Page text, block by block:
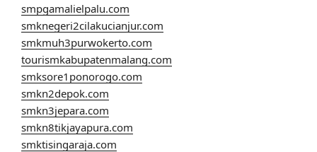
smpgamalielpalu.com
smknegeri2cilakucianjur.com
smkmuh3purwokerto.com
tourismkabupatenmalang.com
smksore1ponorogo.com
smkn2depok.com
smkn3jepara.com
smkn8tikjayapura.com
smktisingaraja.com